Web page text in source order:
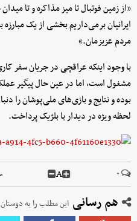
«از زمین فوتبال تا میز مذاکره و تا
ایرانیان برمی‌داریم بخشی از یک
مردم عزیزمان.»
با وجود اینکه عراقچی در جریان سفر
بوده و نتایج و بازی‌های ملی‌پوشان را
لحظه ویژه در دیدار با بلژیک پرداخت.
۰ A
هم رسانی این مطلب را به